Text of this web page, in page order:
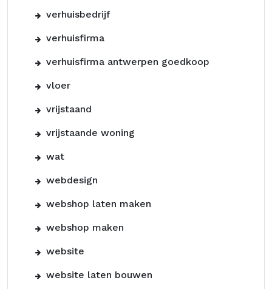
verhuisbedrijf
verhuisfirma
verhuisfirma antwerpen goedkoop
vloer
vrijstaand
vrijstaande woning
wat
webdesign
webshop laten maken
webshop maken
website
website laten bouwen